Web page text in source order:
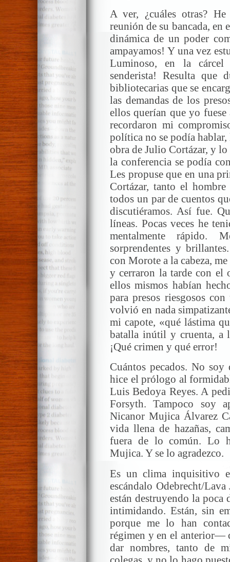
A ver, ¿cuáles otras?
reunión de su bancada, en
dinámica de un poder
ampayamos! Y una vez
Luminoso, en la cárcel
senderista! Resulta que
bibliotecarias que se
las demandas de los
ellos querían que yo
recordaron mi
política no se podía hablar,
obra de Julio Cortázar, y
la conferencia se podía
Les propuse que en una
Cortázar, tanto el
todos un par de cuentos
discutiéramos. Así fue.
líneas. Pocas veces he
mentalmente rápido.
sorprendentes y
con Morote a la cabeza,
y cerraron la tarde con el
ellos mismos habían
para presos riesgosos
volvió en nada
mi capote, «qué lástima
batalla inútil y cruenta, a
¡Qué crimen y qué error!
Cuántos pecados. No
hice el prólogo al
Luis Bedoya Reyes. A
Forsyth. Tampoco soy
Nicanor Mujica Álvarez
vida llena de hazañas,
fuera de lo común. Lo
Mujica. Y se lo agradezco.
Es un clima inquisitivo
escándalo Odebrecht/
están destruyendo la poca
intimidando. Están, sin
porque me lo han
régimen y en el anterior—
dar nombres, tanto de